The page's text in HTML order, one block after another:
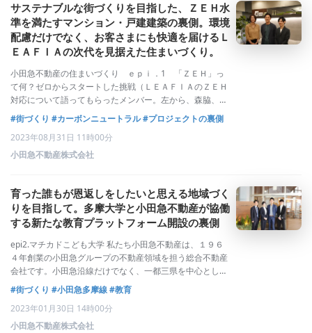
サステナブルな街づくりを目指した、ＺＥＨ水
準を満たすマンション・戸建建築の裏側。環境
配慮だけでなく、お客さまにも快適を届けるＬ
ＥＡＦＩＡの次代を見据えた住まいづくり。
小田急不動産の住まいづくり ｅｐｉ．1 「ＺＥＨ」っ
て何？ゼロからスタートした挑戦（ＬＥＡＦＩＡのＺＥＨ
対応について語ってもらったメンバー。左から、森脇、本
橋、田中。）皆さんは最近、「カーボンニュートラル」と
いう言葉を耳にする機会が増えているのではないでしょう
か。この言葉は「温室効果ガスの（排出量と
#街づくり #カーボンニュートラル#プロジェクトの裏側
2023年08月31日 11時00分
小田急不動産株式会社
育った誰もが恩返しをしたいと思える地域づく
りを目指して。多摩大学と小田急不動産が協働
する新たな教育プラットフォーム開設の裏側
epi2.マチカドこども大学 私たち小田急不動産は、１９６
４年創業の小田急グループの不動産領域を担う総合不動産
会社です。小田急沿線だけでなく、一都三県を中心とした
エリアで不動産分譲業、賃貸業、仲介業、投資開発業、買
取再販業を展開しています。今回のSTORYの舞台となる、
小田急多摩線の五月台～黒川エリ
#街づくり #小田急多摩線#教育
2023年01月30日 14時00分
小田急不動産株式会社